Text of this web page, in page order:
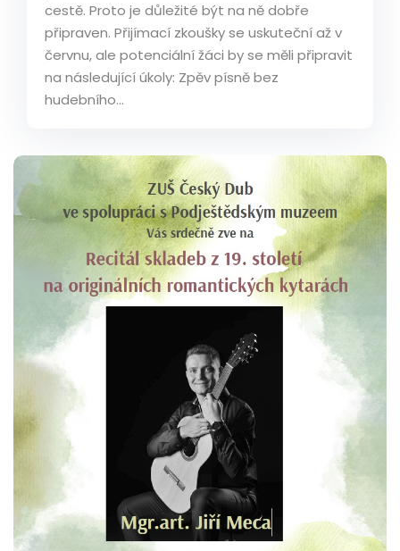
cestě. Proto je důležité být na ně dobře
připraven. Přijímací zkoušky se uskuteční až v
červnu, ale potenciální žáci by se měli připravit
na následující úkoly: Zpěv písně bez
hudebního...